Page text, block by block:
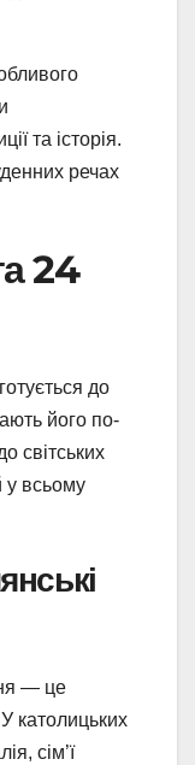
та історія.
речах
24
до
його по-
світських
у всьому
— це
католицьких
сім’ї